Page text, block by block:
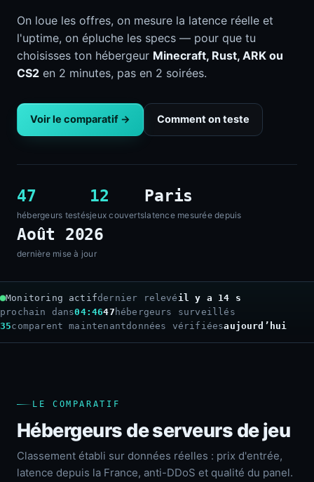
On loue les offres, on mesure la latence réelle et
l'uptime, on épluche les specs — pour que tu
choisisses ton hébergeur Minecraft, Rust, ARK ou
CS2 en 2 minutes, pas en 2 soirées.
Voir le comparatif → Comment on teste
47
hébergeurs testés
12
jeux couverts
Paris
latence mesurée depuis
Août 2026
dernière mise à jour
Monitoring actifdernier relevé il y a 16 s
prochain dans04:4447 hébergeurs surveillés
35comparent maintenantdonnées vérifiéesaujourd’hui
LE COMPARATIF
Hébergeurs de serveurs de jeu
Classement établi sur données réelles : prix d'entrée,
latence depuis la France, anti-DDoS et qualité du panel.